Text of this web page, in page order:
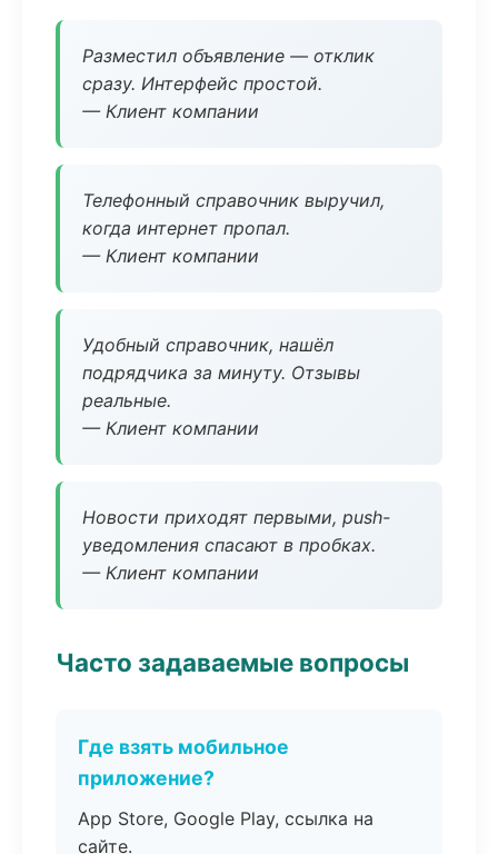
Разместил объявление — отклик
сразу. Интерфейс простой.
— Клиент компании
Телефонный справочник выручил,
когда интернет пропал.
— Клиент компании
Удобный справочник, нашёл
подрядчика за минуту. Отзывы
реальные.
— Клиент компании
Новости приходят первыми, push-
уведомления спасают в пробках.
— Клиент компании
Часто задаваемые вопросы
Где взять мобильное
приложение?
App Store, Google Play, ссылка на
сайте.